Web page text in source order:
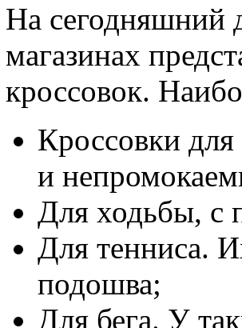
На сегодняшний
магазинах
кроссовок.
Кроссовки
и
Для ходьбы, с
Для тенниса.
подошва;
Для бега. У